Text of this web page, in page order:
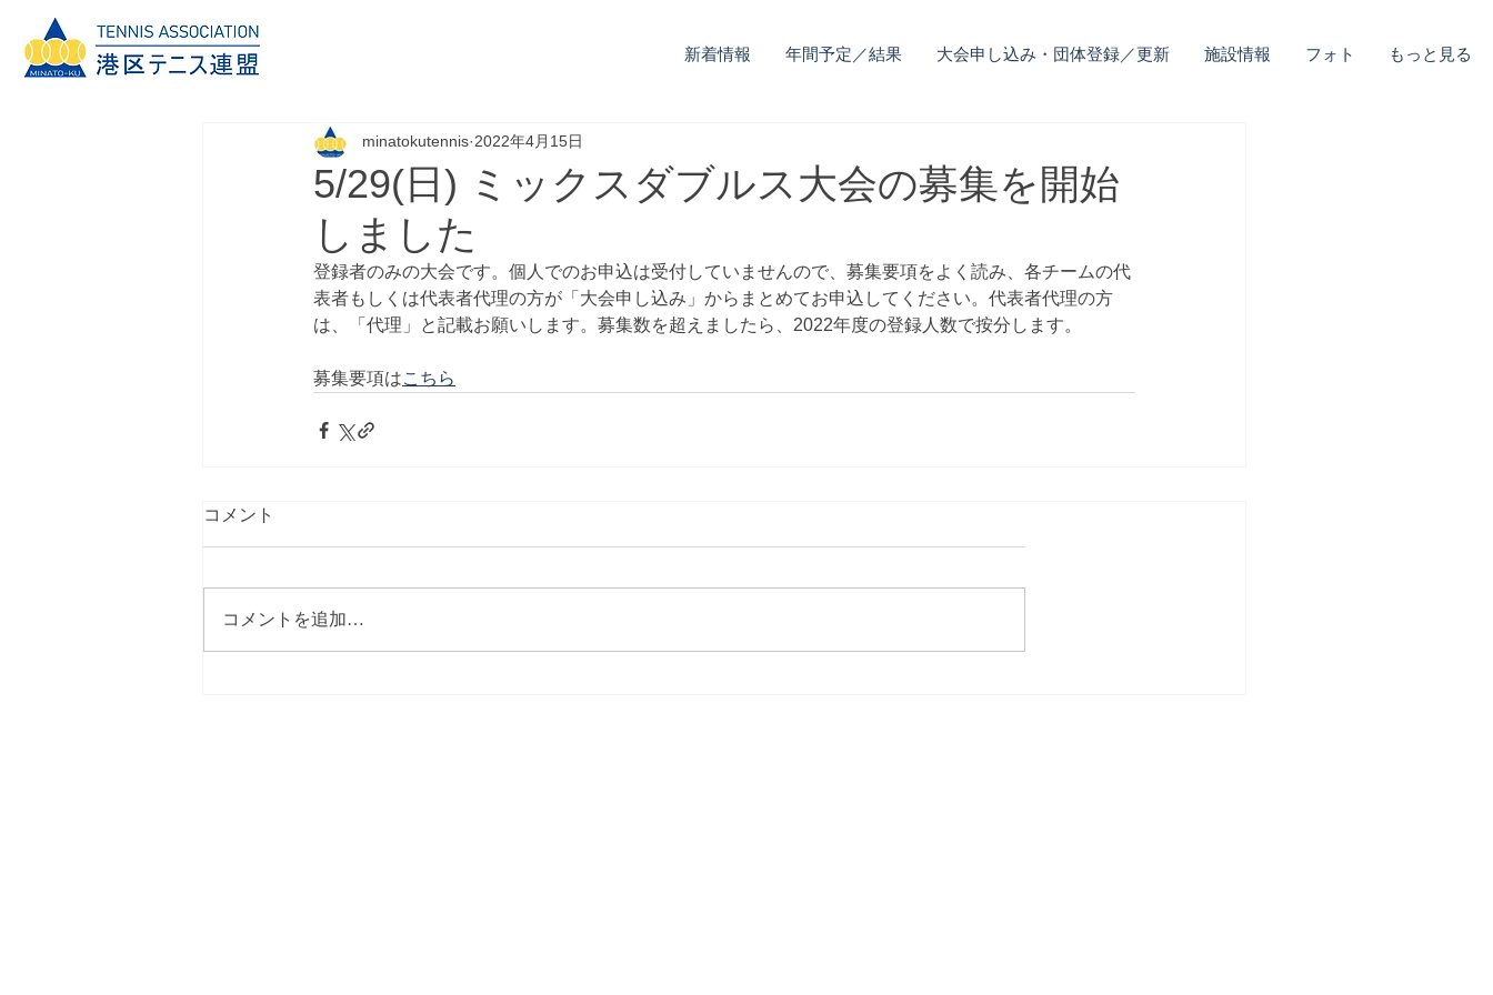
新着情報 年間予定／結果 大会申し込み・団体登録／更新 施設情報 フォト もっと見る
5/29(日) ミックスダブルス大会の募集を開始
しました
minatokutennis 2022年4月15日
登録者のみの大会です。個人でのお申込は受付していませんので、募集要項をよく読み、各チームの代
表者もしくは代表者代理の方が「大会申し込み」からまとめてお申込してください。代表者代理の方
は、「代理」と記載お願いします。募集数を超えましたら、2022年度の登録人数で按分します。
募集要項はこちら
コメント
コメントを追加…